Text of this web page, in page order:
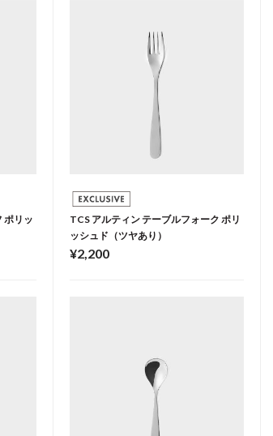
ポリッ
TCS アルティン テーブルフォーク ポリ
ッシュド（ツヤあり）
¥2,200